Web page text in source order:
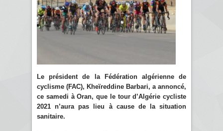
Le président de la Fédération algérienne de
cyclisme (FAC), Kheïreddine Barbari, a annoncé,
ce samedi à Oran, que le tour d’Algérie cycliste
2021 n’aura pas lieu à cause de la situation
sanitaire.